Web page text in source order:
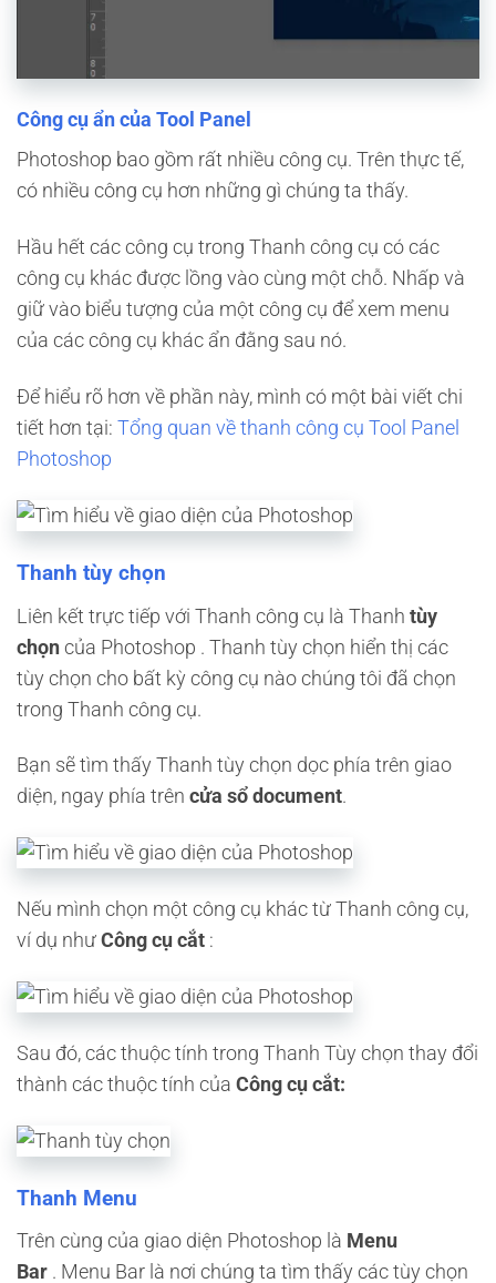
Công cụ ẩn của Tool Panel
Photoshop bao gồm rất nhiều công cụ. Trên thực tế,
có nhiều công cụ hơn những gì chúng ta thấy.
Hầu hết các công cụ trong Thanh công cụ có các
công cụ khác được lồng vào cùng một chỗ. Nhấp và
giữ vào biểu tượng của một công cụ để xem menu
của các công cụ khác ẩn đằng sau nó.
Để hiểu rõ hơn về phần này, mình có một bài viết chi
tiết hơn tại: Tổng quan về thanh công cụ Tool Panel
Photoshop
Thanh tùy chọn
Liên kết trực tiếp với Thanh công cụ là Thanh tùy
chọn của Photoshop . Thanh tùy chọn hiển thị các
tùy chọn cho bất kỳ công cụ nào chúng tôi đã chọn
trong Thanh công cụ.
Bạn sẽ tìm thấy Thanh tùy chọn dọc phía trên giao
diện, ngay phía trên cửa sổ document.
Nếu mình chọn một công cụ khác từ Thanh công cụ,
ví dụ như Công cụ cắt :
Sau đó, các thuộc tính trong Thanh Tùy chọn thay đổi
thành các thuộc tính của Công cụ cắt:
Thanh Menu
Trên cùng của giao diện Photoshop là Menu
Bar . Menu Bar là nơi chúng ta tìm thấy các tùy chọn